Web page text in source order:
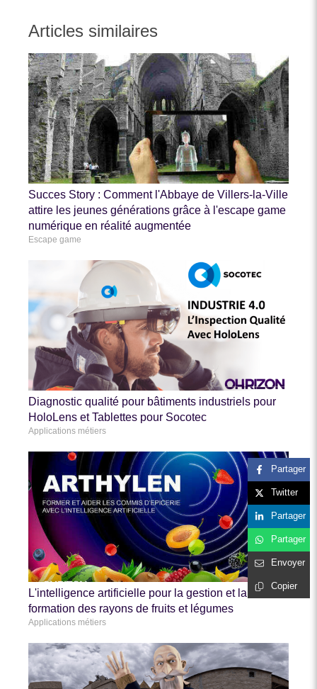
Articles similaires
Succes Story : Comment l'Abbaye de Villers-la-Ville
attire les jeunes générations grâce à l'escape game
numérique en réalité augmentée
Escape game
Diagnostic qualité pour bâtiments industriels pour
HoloLens et Tablettes pour Socotec
Applications métiers
L'intelligence artificielle pour la gestion et la
formation des rayons de fruits et légumes
Applications métiers
Partager
Twitter
Partager
Partager
Envoyer
Copier